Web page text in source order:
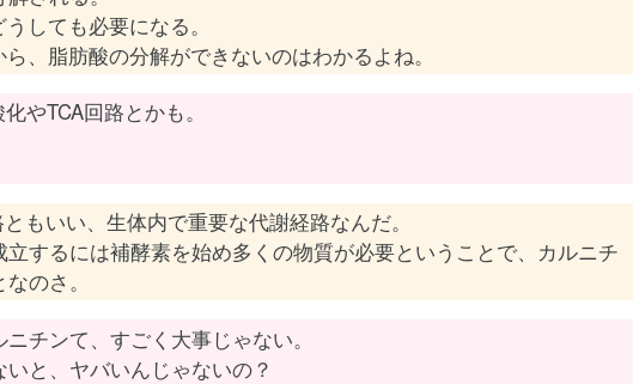
しても必要になる。
、脂肪酸の分解ができないのはわかるよね。
やTCA回路とかも。
もいい、生体内で重要な代謝経路なんだ。
するには補酵素を始め多くの物質が必要ということで、カルニチ
のさ。
チンて、すごく大事じゃない。
と、ヤバいんじゃないの？